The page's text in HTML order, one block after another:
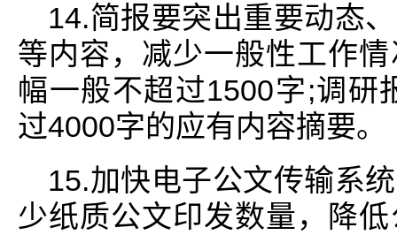
14.简报要突出重要动态
等内容，减少一般性工作
幅一般不超过1500字;调研
过4000字的应有内容摘要。
15.加快电子公文传输系
少纸质公文印发数量，降